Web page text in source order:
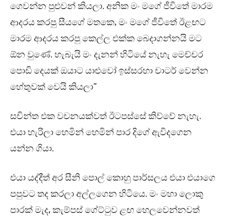
ගෙවන්න පුළුවන් කියලා. අනික මං මගේ ජීවිතේ මාරම
ආදරය කරපු සීයගේ මතකෙ, මං මගේ ජීවිතේ ඊළඟට
මාරම ආදරය කරපු කෙල්ල එක්ක බෙදාගන්නයි මට
ඕන වුණේ. හැබැයි මං දැනන් හිටියේ නැහැ මෙච්චර
පොඩි දෙයක් ඔයාට යාළුවෝ ඉස්සරහා චාටර් වෙන්න
හේතුවක් වෙයි කියලා”
සචින්ත එක වචනයක්වත් ඊටපස්සේ කිව්වේ නැහැ.
එයා හැරිලා හෙමින් හෙමින් පාර දිගේ ඇවිදගෙන
යන්න ගියා.
එයා යද්දීත් අර සීනි පොල් කොහු පාර්සලය එයා එයාගෙ
පපුවට තද කරලා අල්ලගෙන හිටියෙ. මං මහා ලොකු
පාරක් මැද, කැම්පස් ගේට්ටුව ළඟ හෙලවෙන්නවත්